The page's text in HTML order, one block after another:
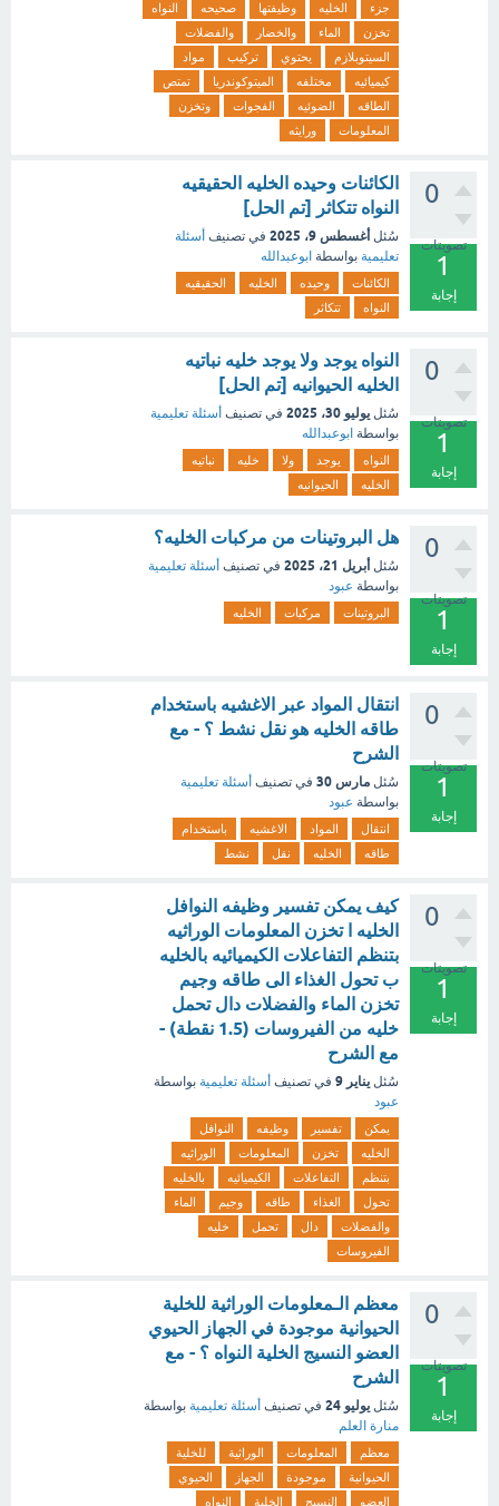
جزء الخليه وظيفتها صحيحه
النواه
تخزن
الماء والخضار
والفضلات
السيتوبلازم
يحتوي تركيب
مواد
كيميائيه
مختلفه الميتوكوندريا
تمتص
الطاقه
الضوئيه الفجوات
وتخزن
المعلومات
ورايثه
0
تصويتات
1
إجابة
الكائنات وحيده الخليه الحقيقيه
النواه تتكاثر [تم الحل]
سُئل أغسطس 9، 2025 في تصنيف أسئلة
تعليمية بواسطة ابوعبدالله
الكائنات وحيده الخليه
الحقيقيه
النواه
تتكاثر
0
تصويتات
1
إجابة
النواه يوجد ولا يوجد خليه نباتيه
الخليه الحيوانيه [تم الحل]
سُئل يوليو 30، 2025 في تصنيف أسئلة تعليمية
بواسطة ابوعبدالله
النواه يوجد ولا خليه
نباتيه
الخليه
الحيوانيه
0
تصويتات
1
إجابة
هل البروتينات من مركبات الخليه؟
سُئل أبريل 21، 2025 في تصنيف أسئلة تعليمية
بواسطة عبود
البروتينات مركبات الخليه
0
تصويتات
1
إجابة
انتقال المواد عبر الاغشيه باستخدام
طاقه الخليه هو نقل نشط ؟ - مع
الشرح
سُئل مارس 30 في تصنيف أسئلة تعليمية
بواسطة عبود
انتقال المواد الاغشيه
باستخدام
طاقه
الخليه نقل نشط
0
تصويتات
1
إجابة
كيف يمكن تفسير وظيفه النوافل
الخليه ا تخزن المعلومات الوراثيه
بتنظم التفاعلات الكيميائيه بالخليه
ب تحول الغذاء الى طاقه وجيم
تخزن الماء والفضلات دال تحمل
خليه من الفيروسات (1.5 نقطة) -
مع الشرح
سُئل يناير 9 في تصنيف أسئلة تعليمية بواسطة
عبود
يمكن تفسير وظيفه
النوافل
الخليه
تخزن المعلومات
الوراثيه
بتنظم
التفاعلات الكيميائيه
بالخليه
تحول
الغذاء طاقه وجيم
الماء
والفضلات
دال تحمل
خليه
الفيروسات
0
تصويتات
1
إجابة
معظم الـمعلومات الوراثية للخلية
الحيوانية موجودة في الجهاز الحيوي
العضو النسيج الخلية النواه ؟ - مع
الشرح
سُئل يوليو 24 في تصنيف أسئلة تعليمية بواسطة
منارة العلم
معظم المعلومات الوراثية
للخلية
الحيوانية
موجودة الجهاز
الحيوي
العضو
النسيج الخلية النواه